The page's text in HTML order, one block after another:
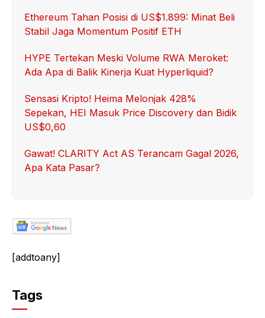
Ethereum Tahan Posisi di US$1.899: Minat Beli
Stabil Jaga Momentum Positif ETH
HYPE Tertekan Meski Volume RWA Meroket:
Ada Apa di Balik Kinerja Kuat Hyperliquid?
Sensasi Kripto! Heima Melonjak 428%
Sepekan, HEI Masuk Price Discovery dan Bidik
US$0,60
Gawat! CLARITY Act AS Terancam Gagal 2026,
Apa Kata Pasar?
[addtoany]
Tags